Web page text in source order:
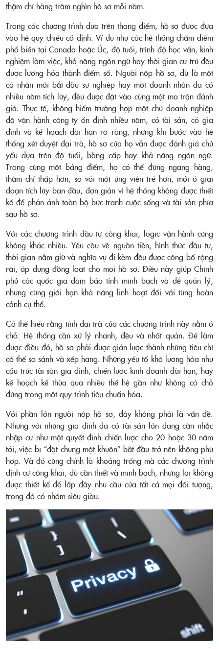
thậm chí hàng trăm nghìn hồ sơ mỗi năm.
Trong các chương trình dựa trên thang điểm, hồ sơ được đưa
vào hệ quy chiếu cố định. Ví dụ như các hệ thống chấm điểm
phổ biến tại Canada hoặc Úc, độ tuổi, trình độ học vấn, kinh
nghiệm làm việc, khả năng ngôn ngữ hay thời gian cư trú đều
được lượng hóa thành điểm số. Người nộp hồ sơ, dù là một
cá nhân mới bắt đầu sự nghiệp hay một doanh nhân đã có
nhiều năm tích lũy, đều được đặt vào cùng một ma trận đánh
giá. Thực tế, không hiếm trường hợp một chủ doanh nghiệp
đã vận hành công ty ổn định nhiều năm, có tài sản, có gia
đình và kế hoạch dài hạn rõ ràng, nhưng khi bước vào hệ
thống xét duyệt đại trà, hồ sơ của họ vẫn được đánh giá chủ
yếu dựa trên độ tuổi, bằng cấp hay khả năng ngôn ngữ.
Trong cùng một bảng điểm, họ có thể đứng ngang hàng,
thậm chí thấp hơn, so với một ứng viên trẻ hơn, mới ở giai
đoạn tích lũy ban đầu, đơn giản vì hệ thống không được thiết
kế để phản ánh toàn bộ bức tranh cuộc sống và tài sản phía
sau hồ sơ.
Với các chương trình đầu tư công khai, logic vận hành cũng
không khác nhiều. Yêu cầu về nguồn tiền, hình thức đầu tư,
thời gian nắm giữ và nghĩa vụ đi kèm đều được công bố rộng
rãi, áp dụng đồng loạt cho mọi hồ sơ. Điều này giúp Chính
phủ các quốc gia đảm bảo tính minh bạch và dễ quản lý,
nhưng cũng giới hạn khả năng linh hoạt đối với từng hoàn
cảnh cụ thể.
Có thể hiểu rằng tính đại trà của các chương trình này nằm ở
chỗ: Hệ thống cần xử lý nhanh, đều và nhất quán. Để làm
được điều đó, hồ sơ phải được giản lược thành những tiêu chí
có thể so sánh và xếp hạng. Những yếu tố khó lượng hóa như
cấu trúc tài sản gia đình, chiến lược kinh doanh dài hạn, hay
kế hoạch kế thừa qua nhiều thế hệ gần như không có chỗ
đứng trong một quy trình tiêu chuẩn hóa.
Với phần lớn người nộp hồ sơ, đây không phải là vấn đề.
Nhưng với những gia đình đã có tài sản lớn đang cân nhắc
nhập cư như một quyết định chiến lược cho 20 hoặc 30 năm
tới, việc bị “đặt chung một khuôn” bắt đầu trở nên không phù
hợp. Và đó cũng chính là khoảng trống mà các chương trình
định cư công khai, dù cần thiết và minh bạch, nhưng lại không
được thiết kế để lấp đầy nhu cầu của tất cả mọi đối tượng,
trong đó có nhóm siêu giàu.